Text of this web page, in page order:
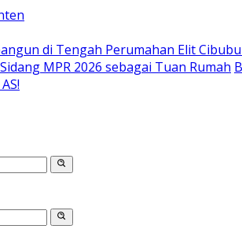
di Tengah Perumahan Elit
MPR 2026 sebagai Tuan Rumah